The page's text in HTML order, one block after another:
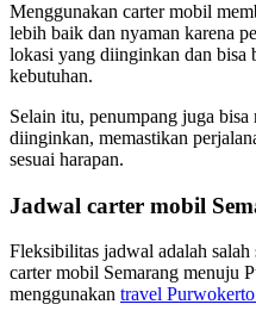
Menggunakan carter mobil
lebih baik dan nyaman karena
lokasi yang diinginkan dan bisa
kebutuhan.
Selain itu, penumpang juga
diinginkan, memastikan
sesuai harapan.
Jadwal carter mobil
Fleksibilitas jadwal adalah
carter mobil Semarang menuju
menggunakan travel